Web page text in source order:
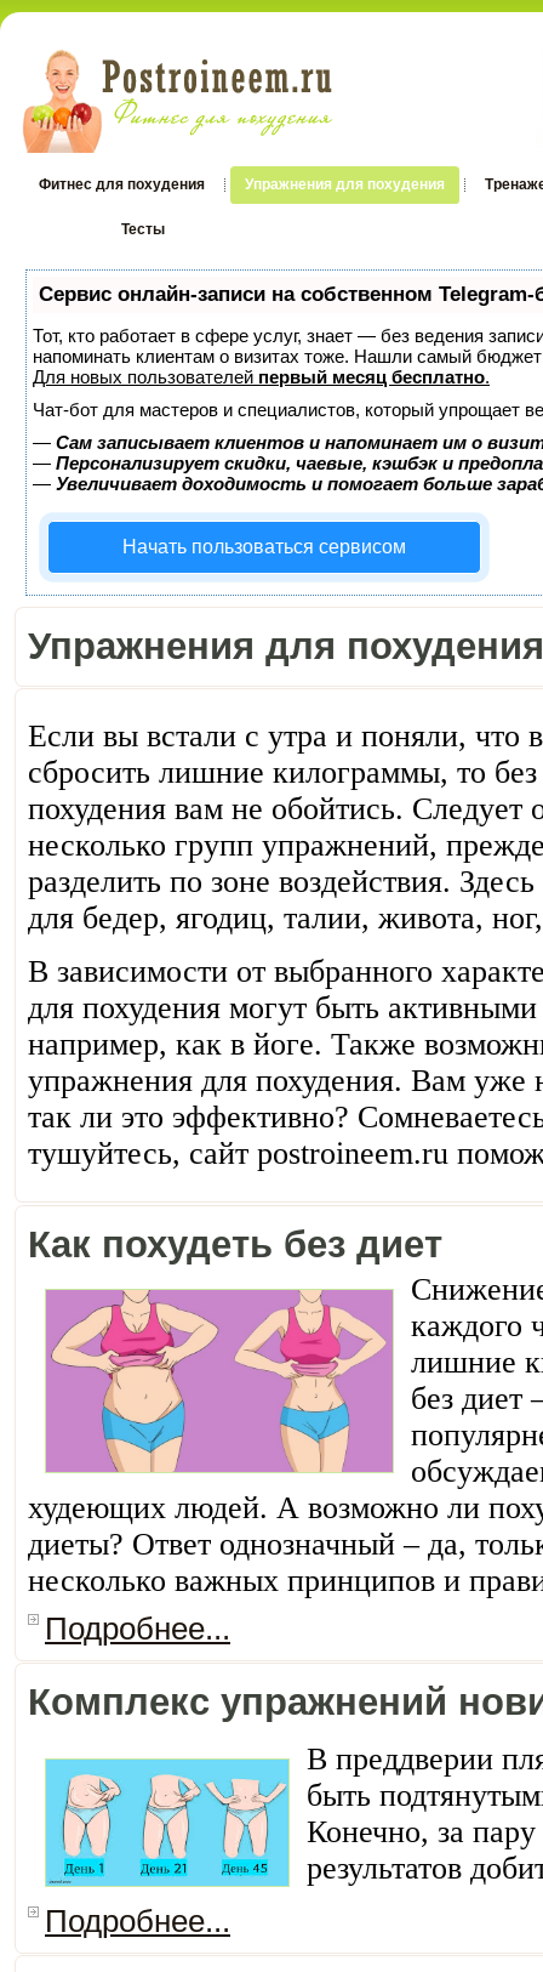
Фитнес для похудения Упражнения для похудения
Тесты
Сервис онлайн-записи на собственном Telegram-
Тот, кто работает в сфере услуг, знает — без ведения
напоминать клиентам о визитах тоже. Нашли самый
Для новых пользователей первый месяц бесплатно.
Чат-бот для мастеров и специалистов, который упрощает
— Сам записывает клиентов и напоминает им о
— Персонализирует скидки, чаевые, кэшбэк и
— Увеличивает доходимость и помогает больше
Начать пользоваться сервисом
Упражнения для похудения
Если вы встали с утра и поняли, что
сбросить лишние килограммы, то
похудения вам не обойтись. Следует
несколько групп упражнений,
разделить по зоне воздействия.
для бедер, ягодиц, талии, живота,
В зависимости от выбранного
для похудения могут быть
например, как в йоге. Также
упражнения для похудения. Вам уже
так ли это эффективно?
тушуйтесь, сайт postroineem.ru
Как похудеть без диет
каждого
лишние
без диет
худеющих людей. А возможно ли
диеты? Ответ однозначный – да,
несколько важных принципов и
Подробнее...
Комплекс упражнений
В преддверии
быть
Конечно, за
результатов
Подробнее...